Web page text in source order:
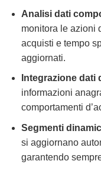
Analisi dati
monitora le azioni
acquisti e tempo
aggiornati.
Integrazione
informazioni
comportamenti
Segmenti
si aggiornano
garantendo